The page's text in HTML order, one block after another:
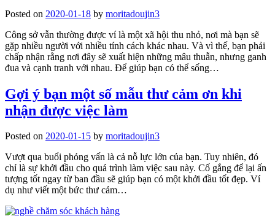
Posted on 2020-01-18 by moritadoujin3
Công sở vẫn thường được ví là một xã hội thu nhỏ, nơi mà bạn sẽ
gặp nhiều người với nhiều tính cách khác nhau. Và vì thế, bạn phải
chấp nhận rằng nơi đây sẽ xuất hiện những mâu thuẫn, nhưng ganh
đua và cạnh tranh với nhau. Để giúp bạn có thể sống…
Gợi ý bạn một số mẫu thư cảm ơn khi
nhận được việc làm
Posted on 2020-01-15 by moritadoujin3
Vượt qua buổi phỏng vấn là cả nỗ lực lớn của bạn. Tuy nhiên, đó
chỉ là sự khởi đầu cho quá trình làm việc sau này. Cố gắng để lại ấn
tượng tốt ngay từ ban đầu sẽ giúp bạn có một khởi đầu tốt đẹp. Ví
dụ như viết một bức thư cảm…